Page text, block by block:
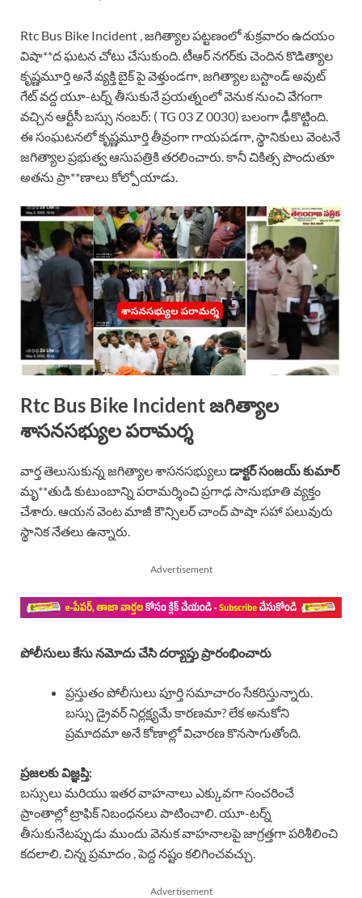
Rtc Bus Bike Incident , జగిత్యాల పట్టణంలో శుక్రవారం ఉదయం
విషా**ద ఘటన చోటు చేసుకుంది. టీఆర్ నగర్‌కు చెందిన కొడిత్యాల
కృష్ణమూర్తి అనే వ్యక్తి బైక్ పై వెళ్తుండగా, జగిత్యాల బస్టాండ్ అవుట్
గేట్ వద్ద యూ-టర్న్ తీసుకునే ప్రయత్నంలో వెనుక నుంచి వేగంగా
వచ్చిన ఆర్టీసీ బస్సు నంబర్: ( TG 03 Z 0030) బలంగా ఢీకొట్టింది.
ఈ సంఘటనలో కృష్ణమూర్తి తీవ్రంగా గాయపడగా, స్థానికులు వెంటనే
జగిత్యాల ప్రభుత్వ ఆసుపత్రికి తరలించారు. కానీ చికిత్స పొందుతూ
అతను ప్రా**ణాలు కోల్పోయాడు.
Rtc Bus Bike Incident జగిత్యాల
శాసనసభ్యుల పరామర్శ
వార్త తెలుసుకున్న జగిత్యాల శాసనసభ్యులు డాక్టర్ సంజయ్ కుమార్
మృ**తుడి కుటుంబాన్ని పరామర్శించి ప్రగాఢ సానుభూతి వ్యక్తం
చేశారు. ఆయన వెంట మాజీ కౌన్సిలర్ చాంద్ పాషా సహా పలువురు
స్థానిక నేతలు ఉన్నారు.
Advertisement
పోలీసులు కేసు నమోదు చేసి దర్యాప్తు ప్రారంభించారు
ప్రస్తుతం పోలీసులు పూర్తి సమాచారం సేకరిస్తున్నారు.
బస్సు డ్రైవర్ నిర్లక్ష్యమే కారణమా? లేక అనుకోని
ప్రమాదమా అనే కోణాల్లో విచారణ కొనసాగుతోంది.
ప్రజలకు విజ్ఞప్తి:
బస్సులు మరియు ఇతర వాహనాలు ఎక్కువగా సంచరించే
ప్రాంతాల్లో ట్రాఫిక్ నిబంధనలు పాటించాలి. యూ-టర్న్
తీసుకునేటప్పుడు ముందు వెనుక వాహనాలపై జాగ్రత్తగా పరిశీలించి
కదలాలి. చిన్న ప్రమాదం , పెద్ద నష్టం క‌లిగించ‌వచ్చు.
Advertisement